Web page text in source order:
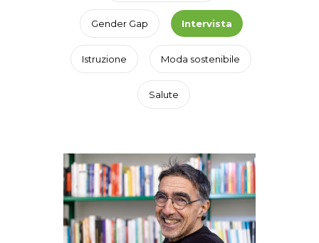
Gender Gap Intervista
Istruzione Moda sostenibile
Salute